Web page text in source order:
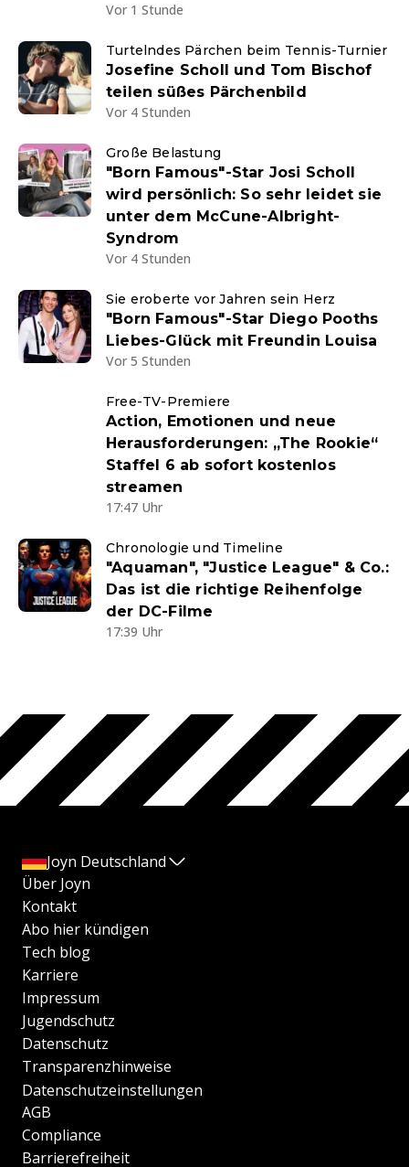
Vor 1 Stunde
Turtelndes Pärchen beim Tennis-Turnier
Josefine Scholl und Tom Bischof
teilen süßes Pärchenbild
Vor 4 Stunden
Große Belastung
"Born Famous"-Star Josi Scholl
wird persönlich: So sehr leidet sie
unter dem McCune-Albright-
Syndrom
Vor 4 Stunden
Sie eroberte vor Jahren sein Herz
"Born Famous"-Star Diego Pooths
Liebes-Glück mit Freundin Louisa
Vor 5 Stunden
Free-TV-Premiere
Action, Emotionen und neue
Herausforderungen: „The Rookie“
Staffel 6 ab sofort kostenlos
streamen
17:47 Uhr
Chronologie und Timeline
"Aquaman", "Justice League" & Co.:
Das ist die richtige Reihenfolge
der DC-Filme
17:39 Uhr
Joyn Deutschland
Über Joyn
Kontakt
Abo hier kündigen
Tech blog
Karriere
Impressum
Jugendschutz
Datenschutz
Transparenzhinweise
Datenschutzeinstellungen
AGB
Compliance
Barrierefreiheit